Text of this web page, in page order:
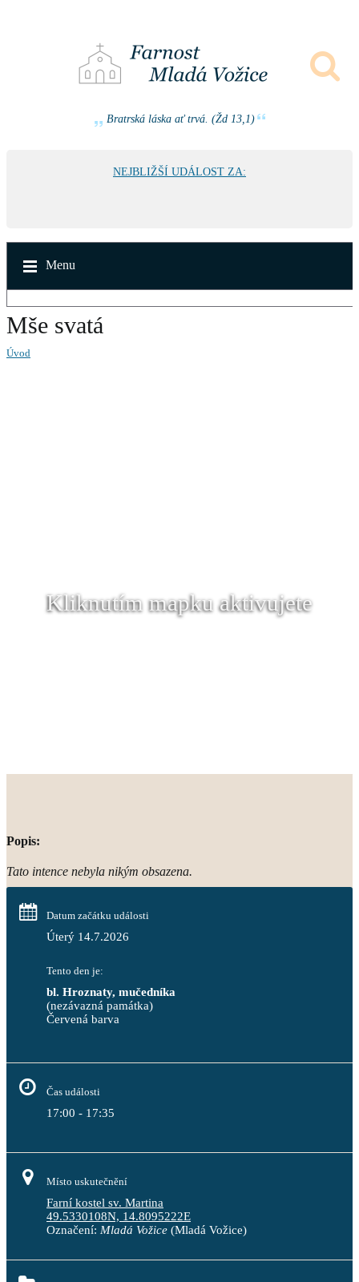
Bratrská láska ať trvá. (Žd 13,1)
NEJBLIŽŠÍ UDÁLOST ZA:
Menu
Mše svatá
Úvod
Kliknutím mapku aktivujete
Popis:
Tato intence nebyla nikým obsazena.
Datum začátku události
Úterý 14.7.2026
Tento den je:
bl. Hroznaty, mučedníka
(nezávazná památka)
Červená barva
Čas události
17:00 - 17:35
Místo uskutečnění
Farní kostel sv. Martina
49.5330108N, 14.8095222E
Označení: Mladá Vožice (Mladá Vožice)